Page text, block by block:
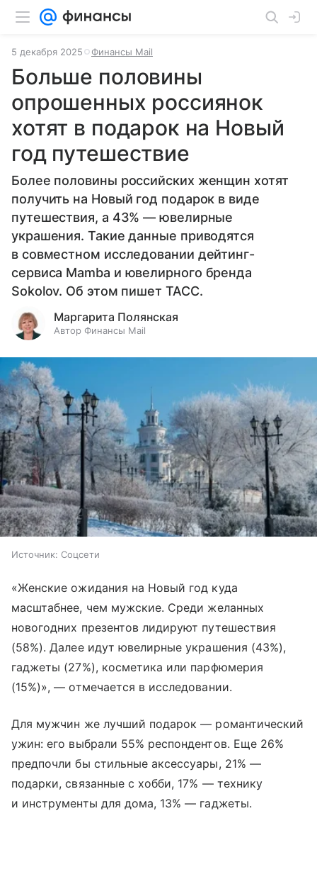
5 декабря 2025 Финансы Mail
Больше половины
опрошенных россиянок
хотят в подарок на Новый
год путешествие
Более половины российских женщин хотят
получить на Новый год подарок в виде
путешествия, а 43% — ювелирные
украшения. Такие данные приводятся
в совместном исследовании дейтинг-
сервиса Mamba и ювелирного бренда
Sokolov. Об этом пишет ТАСС.
Маргарита Полянская
Автор Финансы Mail
Источник: Соцсети
«Женские ожидания на Новый год куда
масштабнее, чем мужские. Среди желанных
новогодних презентов лидируют путешествия
(58%). Далее идут ювелирные украшения (43%),
гаджеты (27%), косметика или парфюмерия
(15%)», — отмечается в исследовании.
Для мужчин же лучший подарок — романтический
ужин: его выбрали 55% респондентов. Еще 26%
предпочли бы стильные аксессуары, 21% —
подарки, связанные с хобби, 17% — технику
и инструменты для дома, 13% — гаджеты.